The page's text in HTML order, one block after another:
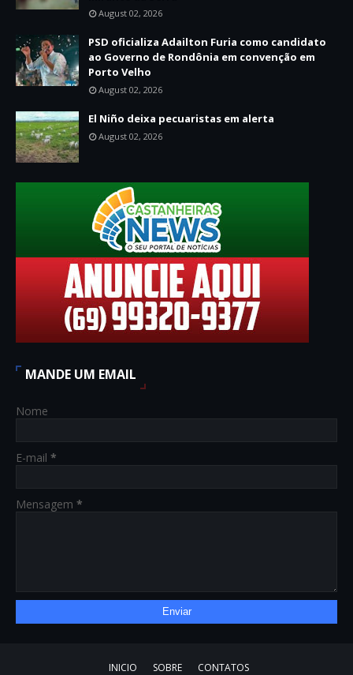
August 02, 2026
PSD oficializa Adailton Furia como candidato
ao Governo de Rondônia em convenção em
Porto Velho
August 02, 2026
El Niño deixa pecuaristas em alerta
August 02, 2026
MANDE UM EMAIL
Nome
E-mail *
Mensagem *
INICIO SOBRE CONTATOS